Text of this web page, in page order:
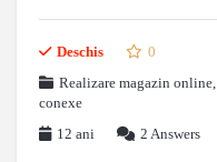
Deschis
0
Realizare magazin online,
conexe
12 ani
2 Answers